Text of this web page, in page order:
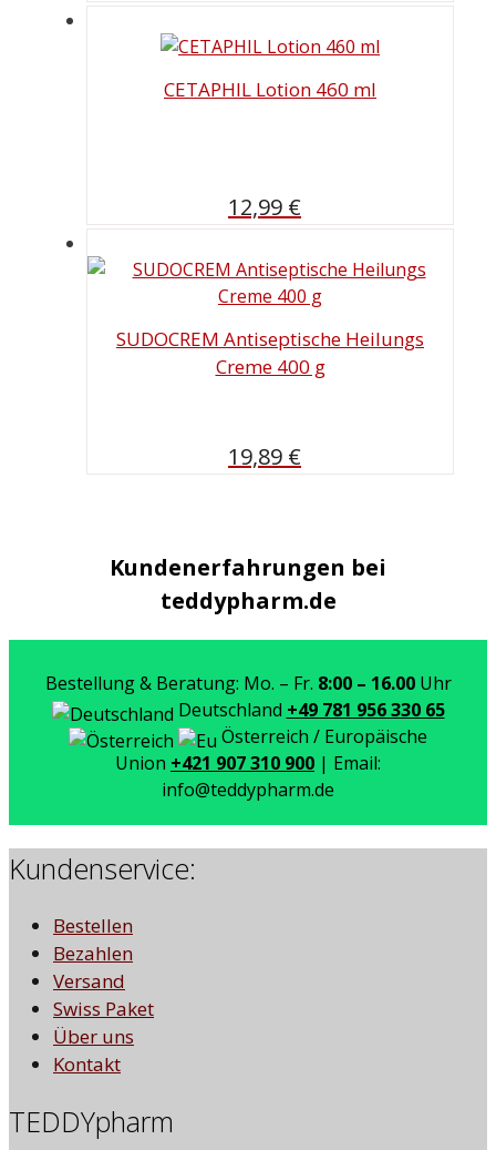
CETAPHIL Lotion 460 ml
12,99 €
SUDOCREM Antiseptische Heilungs
Creme 400 g
19,89 €
Kundenerfahrungen bei
teddypharm.de
Bestellung & Beratung: Mo. – Fr. 8:00 – 16.00Uhr
Deutschland +49 781 956 330 65
Österreich / Europäische
Union +421 907 310 900 | Email:
info@teddypharm.de
Kundenservice:
Bestellen
Bezahlen
Versand
Swiss Paket
Über uns
Kontakt
TEDDYpharm